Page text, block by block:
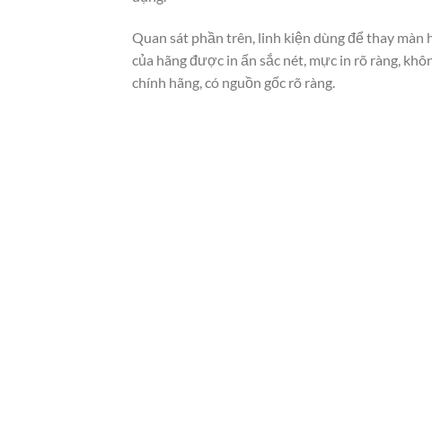
Quan sát phần trên, linh kiện dùng để thay
của hãng được in ấn sắc nét, mực in rõ ràng,
chính hãng, có nguồn gốc rõ ràng.